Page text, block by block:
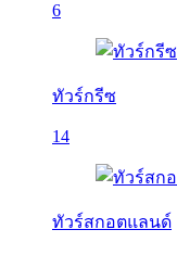
6
ทัวร์กรีซ
14
ทัวร์สกอตแลนด์